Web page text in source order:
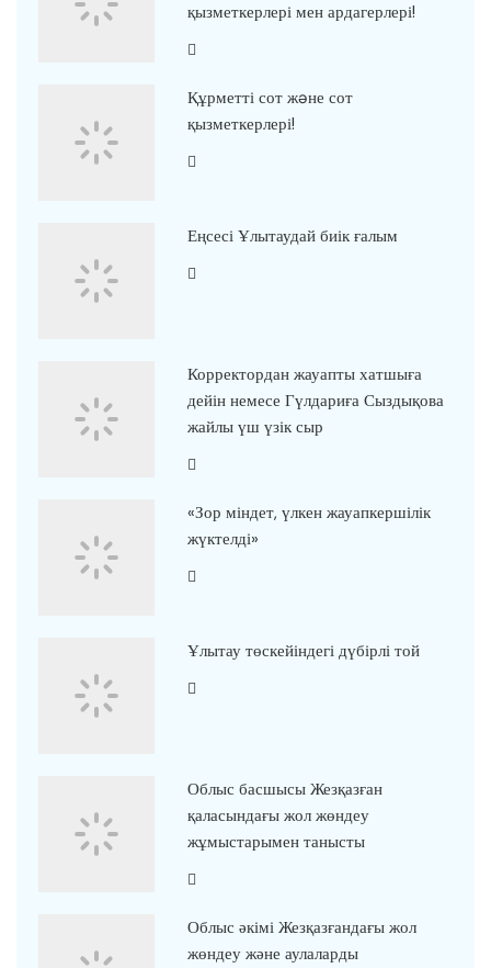
қызметкерлері мен ардагерлері!
Құрметті сот жəне сот
қызметкерлері!
Еңсесі Ұлытаудай биік ғалым
Корректордан жауапты хатшыға
дейін немесе Гүлдариға Сыздықова
жайлы үш үзік сыр
«Зор міндет, үлкен жауапкершілік
жүктелді»
Ұлытау төскейіндегі дүбірлі той
Облыс басшысы Жезқазған
қаласындағы жол жөндеу
жұмыстарымен танысты
Облыс әкімі Жезқазғандағы жол
жөндеу және аулаларды